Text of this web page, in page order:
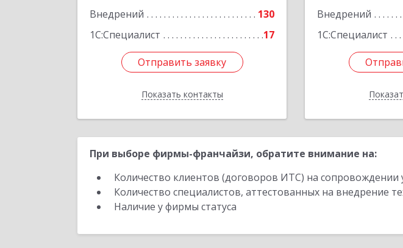
Внедрений
130
1С:Специалист
17
Отправить заявку
Показать контакты
Подробнее
Отправить заявку
Назад
Внедрений
1С:Специалист
При выборе фирмы-франчайзи, обратите внимание на:
Количество клиентов (договоров ИТС) на
Количество специалистов, аттестованных на внедрение
Наличие у фирмы статуса